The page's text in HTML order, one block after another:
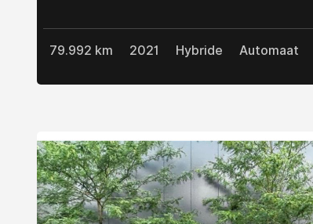
79.992 km 2021 Hybride Automaat